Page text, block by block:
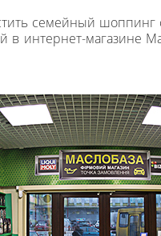
семейный шоппинг
в интернет-магазине